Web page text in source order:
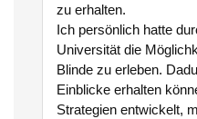
zu erhalten.
Ich persönlich hatte
Universität die
Blinde zu erleben.
Einblicke erhalten
Strategien entwickelt,